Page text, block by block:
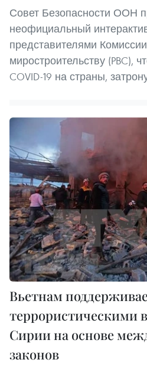
Совет Безопасности ООН
неофициальный
представителями
миростроительству (PBC),
COVID-19 на страны,
Вьетнам
террористическими
Сирии на основе
законов